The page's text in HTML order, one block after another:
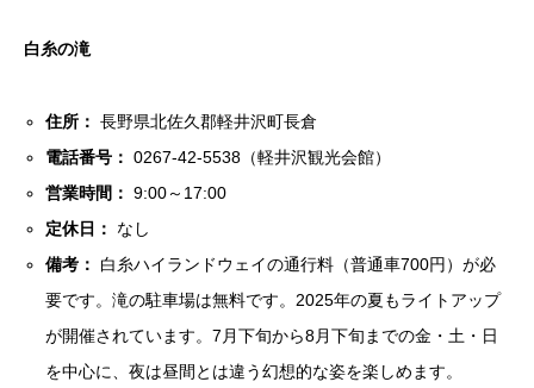
白糸の滝
住所： 長野県北佐久郡軽井沢町長倉
電話番号： 0267-42-5538（軽井沢観光会館）
営業時間： 9:00～17:00
定休日：
なし
備考：
白糸ハイランドウェイの通行料（普通車700円）が必
要です。滝の駐車場は無料です。2025年の夏もライトアップ
が開催されています。7月下旬から8月下旬までの金・土・日
を中心に、夜は昼間とは違う幻想的な姿を楽しめます。